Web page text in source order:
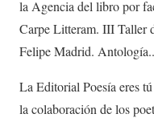
la Agencia del libro por
Carpe Litteram. III Taller
Felipe Madrid. Antología..
La Editorial Poesía eres
la colaboración de los